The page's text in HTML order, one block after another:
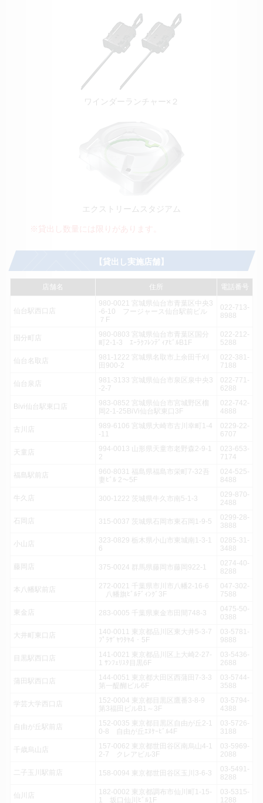
ワインダーランチャー×２
エクストリームスタジアム
※貸出し数量には限りがあります。
【貸出し実施店舗】
店舗名 住所 電話番号
仙台駅西口店
980-0021 宮城県仙台市青葉区中央3
-6-10 フージャース仙台駅前ビル
７F
022-713-
8988
国分町店
980-0803 宮城県仙台市青葉区国分
町2-1-3 ｴｰﾗｸﾌﾚﾝﾃﾞｨｱﾋﾞﾙB1F
022-212-
5288
仙台名取店
981-1222 宮城県名取市上余田千刈
田900-2
022-381-
7188
仙台泉店
981-3133 宮城県仙台市泉区泉中央3
-2-7
022-771-
6288
Bivi仙台駅東口店
983-0852 宮城県仙台市宮城野区榴
岡2-1-25BiVi仙台駅東口3F
022-742-
4888
古川店
989-6106 宮城県大崎市古川幸町1-4
-11
0229-22-
6707
天童店
994-0013 山形県天童市老野森2-9-1
2
023-653-
7174
福島駅前店
960-8031 福島県福島市栄町7-32吾
妻ﾋﾞﾙ 2～5F
024-525-
8488
牛久店 300-1222 茨城県牛久市南5-1-3
029-870-
2488
石岡店 315-0037 茨城県石岡市東石岡1-9-5
0299-28-
3888
小山店
323-0829 栃木県小山市東城南1-3-1
6
0285-31-
3488
藤岡店 375-0024 群馬県藤岡市藤岡922-1
0274-40-
8288
本八幡駅前店
272-0021 千葉県市川市八幡2-16-6
八幡旗ﾋﾞﾙﾃﾞｨﾝｸﾞ3F
047-302-
7588
東金店 283-0005 千葉県東金市田間748-3
0475-50-
0388
大井町東口店
140-0011 東京都品川区東大井5-3-7
ﾌﾟﾗｻﾞﾔﾜﾀﾔ4・5F
03-5781-
9888
目黒駅西口店
141-0021 東京都品川区上大崎2-27-
1 ｻﾝﾌｪﾘｽﾀ目黒6F
03-5436-
2688
蒲田駅西口店
144-0051 東京都大田区西蒲田7-3-3
第一醍醐ビル6F
03-5744-
3588
学芸大学西口店
152-0004 東京都目黒区鷹番3-8-9
第3福田ビルB1～3F
03-5794-
4388
自由が丘駅前店
152-0035 東京都目黒区自由が丘2-1
0-8 自由が丘ｴﾇｹｰﾋﾞﾙ4F
03-5726-
3188
千歳烏山店
157-0062 東京都世田谷区南烏山4-1
2-7 クレアビル3F
03-5969-
2088
二子玉川駅前店 158-0094 東京都世田谷区玉川3-6-3
03-5491-
8288
仙川店
182-0002 東京都調布市仙川町1-15-
1 坂口仙川ﾋﾞﾙ1F
03-5315-
1288